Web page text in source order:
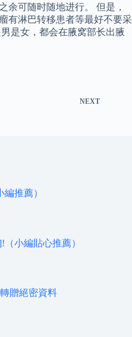
余可随时随地进行。 但是，
有淋巴转移患者等最好不要采
是女，都会在腋窝部长出腋
NEXT
推薦）
小編貼心推薦）
贈絕密資料